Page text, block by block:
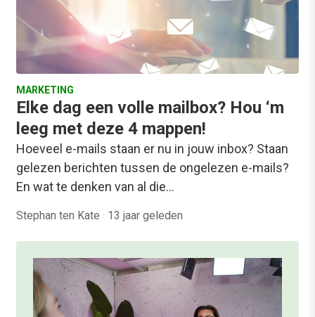
MARKETING
Elke dag een volle mailbox? Hou ‘m
leeg met deze 4 mappen!
Hoeveel e-mails staan er nu in jouw inbox? Staan
gelezen berichten tussen de ongelezen e-mails?
En wat te denken van al die…
Stephan ten Kate · 13 jaar geleden